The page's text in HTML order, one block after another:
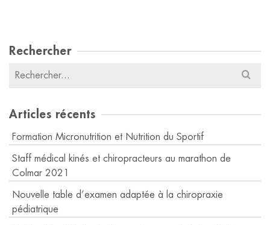
Rechercher
Résultats
Articles récents
Formation Micronutrition et Nutrition du Sportif
Staff médical kinés et chiropracteurs au marathon de
Colmar 2021
Nouvelle table d’examen adaptée à la chiropraxie
pédiatrique